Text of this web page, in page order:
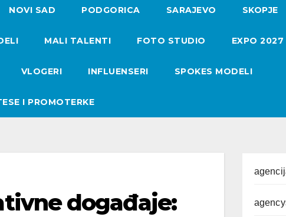
NOVI SAD PODGORICA SARAJEVO SKOPJE
MALI TALENTI FOTO STUDIO EXPO 2027
VLOGERI INFLUENSERI SPOKES MODELI
I PROMOTERKE
događaje: